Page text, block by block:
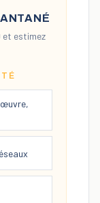
et estimez